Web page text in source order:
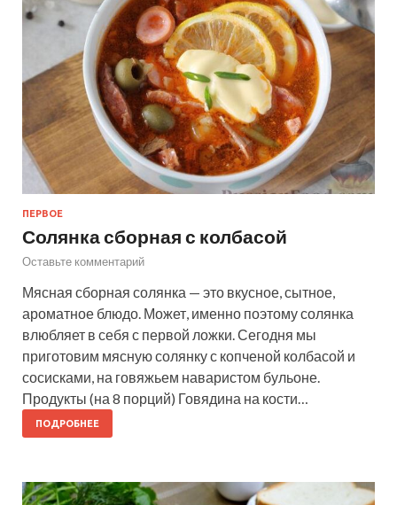
ПЕРВОЕ
Солянка сборная с колбасой
Оставьте комментарий
Мясная сборная солянка — это вкусное, сытное,
ароматное блюдо. Может, именно поэтому солянка
влюбляет в себя с первой ложки. Сегодня мы
приготовим мясную солянку с копченой колбасой и
сосисками, на говяжьем наваристом бульоне.
Продукты (на 8 порций) Говядина на кости…
ПОДРОБНЕЕ